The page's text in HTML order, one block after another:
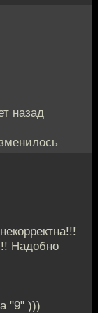
назад
Надобно
"9" )))